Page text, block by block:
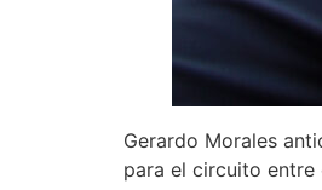
Gerardo Morales
para el circuito entre